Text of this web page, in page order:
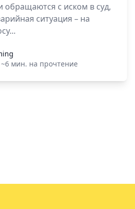
обращаются с иском в суд,
ситуация – на
~6 мин. на прочтение